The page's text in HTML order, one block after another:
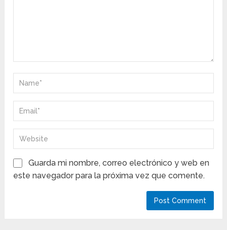
Guarda mi nombre, correo electrónico y web en
este navegador para la próxima vez que comente.